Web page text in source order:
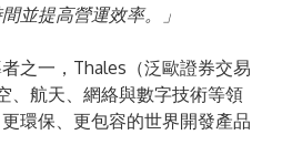
並提高營運效率。」
之一，Thales（泛歐證券交易
、航天、網絡與數字技術等領
環保、更包容的世界開發產品